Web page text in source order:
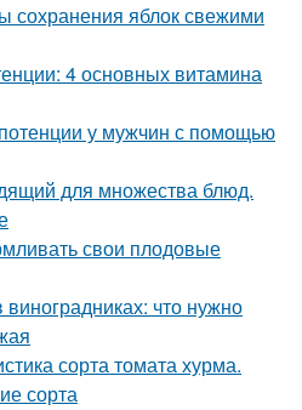
сохранения яблок свежими
4 основных витамина
у мужчин с помощью
для множества блюд.
свои плодовые
что нужно
сорта томата хурма.
сорта